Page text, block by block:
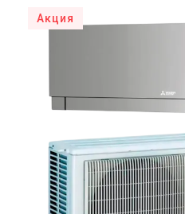
Акция